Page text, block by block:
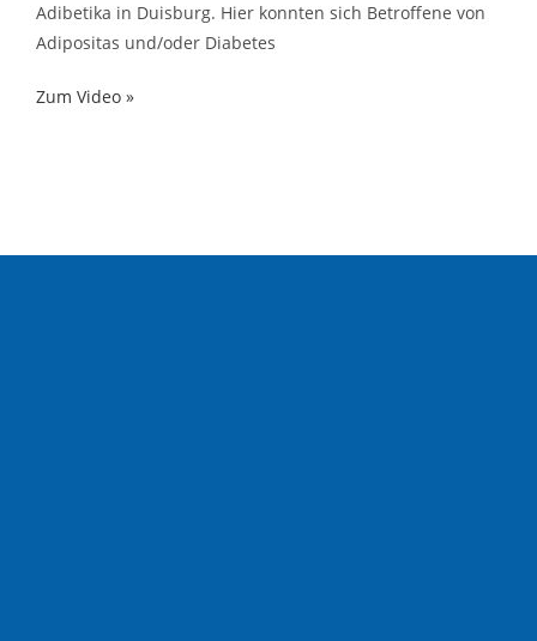
Adibetika in Duisburg. Hier konnten sich Betroffene von
Adipositas und/oder Diabetes
Zum Video »